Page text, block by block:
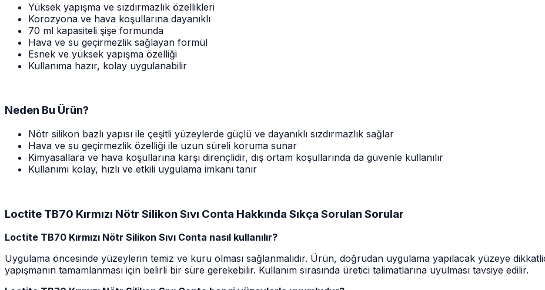
Yüksek yapışma ve sızdırmazlık özellikleri
Korozyona ve hava koşullarına dayanıklı
70 ml kapasiteli şişe formunda
Hava ve su geçirmezlik sağlayan formül
Esnek ve yüksek yapışma özelliği
Kullanıma hazır, kolay uygulanabilir
Neden Bu Ürün?
Nötr silikon bazlı yapısı ile çeşitli yüzeylerde güçlü ve dayanıklı sızdırmazlık sağlar
Hava ve su geçirmezlik özelliği ile uzun süreli koruma sunar
Kimyasallara ve hava koşullarına karşı dirençlidir, dış ortam koşullarında da güvenle kullanılır
Kullanımı kolay, hızlı ve etkili uygulama imkanı tanır
Loctite TB70 Kırmızı Nötr Silikon Sıvı Conta Hakkında Sıkça Sorulan Sorular
Loctite TB70 Kırmızı Nötr Silikon Sıvı Conta nasıl kullanılır?
Uygulama öncesinde yüzeylerin temiz ve kuru olması sağlanmalıdır. Ürün, doğrudan uygulama yapılacak yüzeye
yapışmanın tamamlanması için belirli bir süre gerekebilir. Kullanım sırasında üretici talimatlarına uyulması tavsiye edilir.